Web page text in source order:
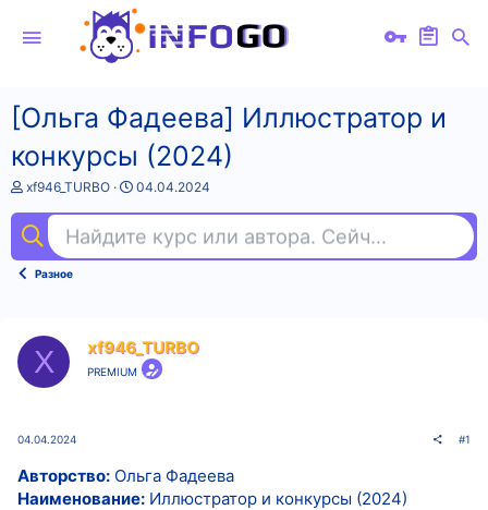
[Ольга Фадеева] Иллюстратор и
конкурсы (2024)
А
т
о
т
xf946_TURBO
Д
а
н
а
04.04.2024
Найдите курс или автора. Сейчас ищут
Разное
X xf946_TURBO
PREMIUM
04.04.2024 #1
Авторство: Ольга Фадеева
Наименование: Иллюстратор и конкурсы (2024)